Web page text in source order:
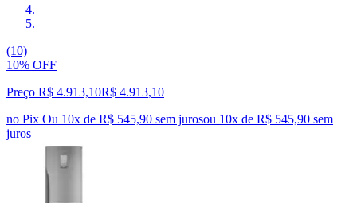
(10)
10% OFF
Preço R$ 4.913,10R$ 4.913,10
no Pix Ou 10x de R$ 545,90 sem jurosou 10x de R$ 545,90 sem
juros